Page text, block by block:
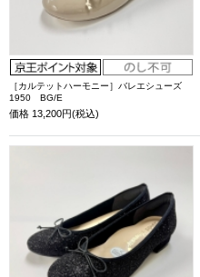
［カルテットハーモニー］バレエシューズ
1950 BG/E
価格 13,200円(税込)